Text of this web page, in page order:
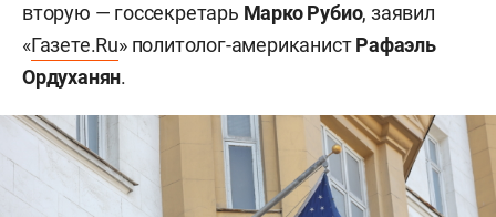
вторую — госсекретарь Марко Рубио, заявил
«Газете.Ru» политолог-американистРафаэль
Ордуханян.